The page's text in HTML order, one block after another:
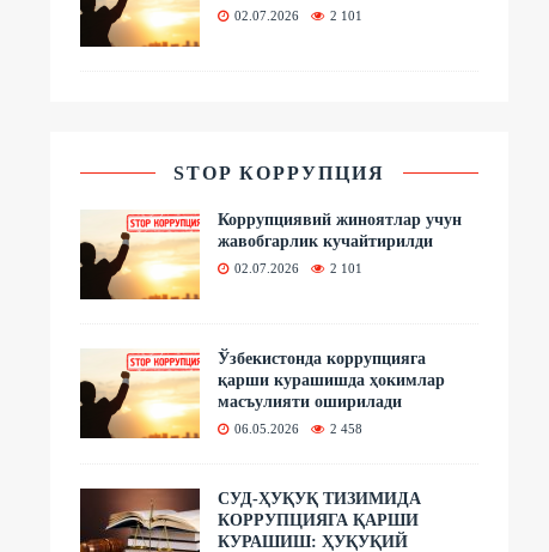
02.07.2026 2 101
STOP КОРРУПЦИЯ
Коррупциявий жиноятлар учун
жавобгарлик кучайтирилди
02.07.2026 2 101
Ўзбекистонда коррупцияга
қарши курашишда ҳокимлар
масъулияти оширилади
06.05.2026 2 458
СУД-ҲУҚУҚ ТИЗИМИДА
КОРРУПЦИЯГА ҚАРШИ
КУРАШИШ: ҲУҚУҚИЙ